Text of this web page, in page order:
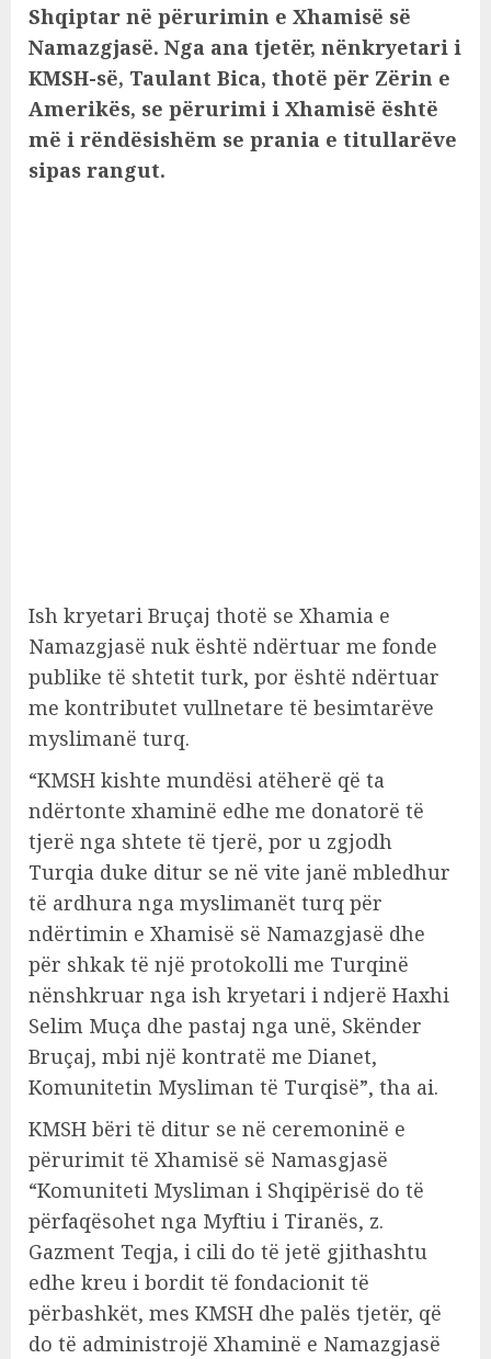
Shqiptar në përurimin e Xhamisë së
Namazgjasë. Nga ana tjetër, nënkryetari i
KMSH-së, Taulant Bica, thotë për Zërin e
Amerikës, se përurimi i Xhamisë është
më i rëndësishëm se prania e titullarëve
sipas rangut.
Ish kryetari Bruçaj thotë se Xhamia e
Namazgjasë nuk është ndërtuar me fonde
publike të shtetit turk, por është ndërtuar
me kontributet vullnetare të besimtarëve
myslimanë turq.
“KMSH kishte mundësi atëherë që ta
ndërtonte xhaminë edhe me donatorë të
tjerë nga shtete të tjerë, por u zgjodh
Turqia duke ditur se në vite janë mbledhur
të ardhura nga myslimanët turq për
ndërtimin e Xhamisë së Namazgjasë dhe
për shkak të një protokolli me Turqinë
nënshkruar nga ish kryetari i ndjerë Haxhi
Selim Muça dhe pastaj nga unë, Skënder
Bruçaj, mbi një kontratë me Dianet,
Komunitetin Mysliman të Turqisë”, tha ai.
KMSH bëri të ditur se në ceremoninë e
përurimit të Xhamisë së Namasgjasë
“Komuniteti Mysliman i Shqipërisë do të
përfaqësohet nga Myftiu i Tiranës, z.
Gazment Teqja, i cili do të jetë gjithashtu
edhe kreu i bordit të fondacionit të
përbashkët, mes KMSH dhe palës tjetër, që
do të administrojë Xhaminë e Namazgjasë